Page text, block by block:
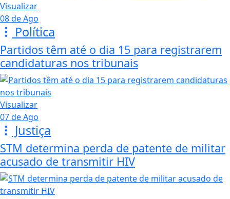
Visualizar
08 de Ago
Política
Partidos têm até o dia 15 para registrarem
candidaturas nos tribunais
Visualizar
07 de Ago
Justiça
STM determina perda de patente de militar
acusado de transmitir HIV